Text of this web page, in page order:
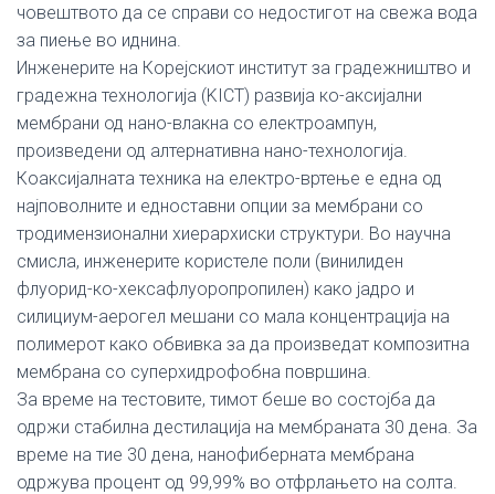
човештвото да се справи со недостигот на свежа вода
за пиење во иднина.
Инженерите на Корејскиот институт за градежништво и
градежна технологија (KICT) развија ко-аксијални
мембрани од нано-влакна со електроампун,
произведени од алтернативна нано-технологија.
Коаксијалната техника на електро-вртење е една од
најповолните и едноставни опции за мембрани со
тродимензионални хиерархиски структури. Во научна
смисла, инженерите користеле поли (винилиден
флуорид-ко-хексафлуоропропилен) како јадро и
силициум-аерогел мешани со мала концентрација на
полимерот како обвивка за да произведат композитна
мембрана со суперхидрофобна површина.
За време на тестовите, тимот беше во состојба да
одржи стабилна дестилација на мембраната 30 дена. За
време на тие 30 дена, нанофиберната мембрана
одржува процент од 99,99% во отфрлањето на солта.